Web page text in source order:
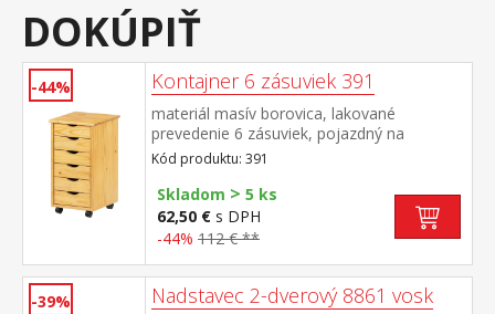
DOKÚPIŤ
-44% Kontajner 6 zásuviek 391
materiál masív borovica, lakované
prevedenie 6 zásuviek, pojazdný na
kolieskach vnútorný rozmer zásuvky (š/h/v)
26,7 × 32,5 × 6 cm
Kód produktu: 391
Skladom > 5 ks
62,50 € s DPH
-44% 112 € **
-39% Nadstavec 2-dverový 8861 vosk